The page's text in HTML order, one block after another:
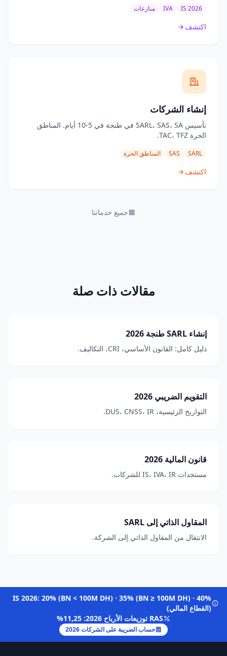
IS 2026
IVA منازعات
اكتشف
إنشاء الشركات
تأسيس SARL، SAS، SA في طنجة في 5-10 أيام. المناطق
الحرة TAC، TFZ.
SARL
SAS المناطق الحرة
اكتشف
جميع خدماتنا
مقالات ذات صلة
إنشاء SARL طنجة 2026
دليل كامل: القانون الأساسي، CRI، التكاليف.
التقويم الضريبي 2026
التواريخ الرئيسية، DUS، CNSS، IR.
قانون المالية 2026
مستجدات IS، IVA، IR للشركات.
المقاول الذاتي إلى SARL
الانتقال من المقاول الذاتي إلى الشركة.
IS 2026: 20% (BN < 100M DH) · 35% (BN ≥ 100M DH) · 40%
(القطاع المالي)
RAS توزيعات الأرباح 2026: 11,25%
حساب الضريبة على الشركات 2026